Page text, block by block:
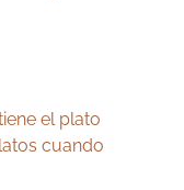
el plato
cuando